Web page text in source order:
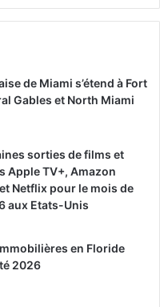
de Miami s’étend à Fort
Gables et North Miami
sorties de films et
Apple TV+, Amazon
Netflix pour le mois de
aux Etats-Unis
en Floride
2026